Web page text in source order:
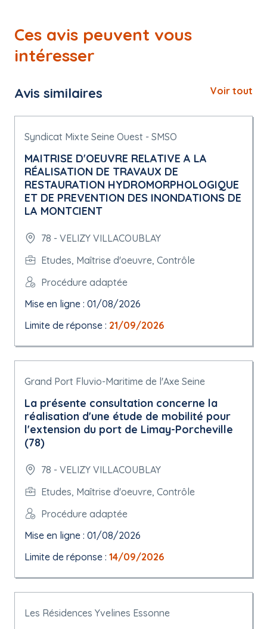
Ces avis peuvent vous
intéresser
Avis similaires Voir tout
Syndicat Mixte Seine Ouest - SMSO
MAITRISE D'OEUVRE RELATIVE A LA
RÉALISATION DE TRAVAUX DE
RESTAURATION HYDROMORPHOLOGIQUE
ET DE PREVENTION DES INONDATIONS DE
LA MONTCIENT
78 - VELIZY VILLACOUBLAY
Etudes, Maîtrise d'oeuvre, Contrôle
Procédure adaptée
Mise en ligne : 01/08/2026
Limite de réponse : 21/09/2026
Grand Port Fluvio-Maritime de l'Axe Seine
La présente consultation concerne la
réalisation d'une étude de mobilité pour
l'extension du port de Limay-Porcheville
(78)
78 - VELIZY VILLACOUBLAY
Etudes, Maîtrise d'oeuvre, Contrôle
Procédure adaptée
Mise en ligne : 01/08/2026
Limite de réponse : 14/09/2026
Les Résidences Yvelines Essonne